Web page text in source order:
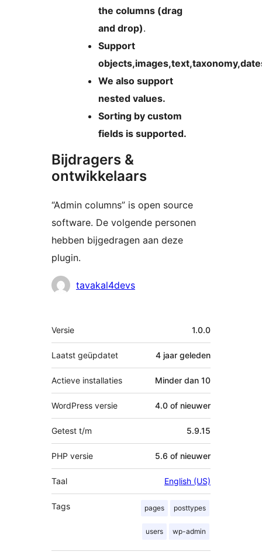
the columns (drag
and drop).
Support
We also support
nested values.
Sorting by custom
fields is supported.
Bijdragers &
ontwikkelaars
“Admin columns” is open source
software. De volgende personen
hebben bijgedragen aan deze
plugin.
Bijdragerstavakal4devs
Meta
Versie 1.0.0
Laatst geüpdatet 4 jaar geleden
Actieve installaties Minder dan 10
WordPress versie 4.0 of nieuwer
Getest t/m 5.9.15
PHP versie 5.6 of nieuwer
Taal English (US)
Tags pages posttypes
users wp-admin